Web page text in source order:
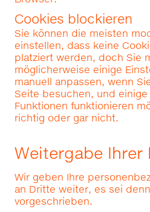
Cookies blockieren
Sie können die meisten
einstellen, dass keine
platziert werden, doch Sie
möglicherweise einige
manuell anpassen, wenn
Seite besuchen, und
Funktionen funktionieren
richtig oder gar nicht.
Weitergabe Ihrer
Wir geben Ihre
an Dritte weiter, es sei
vorgeschrieben.